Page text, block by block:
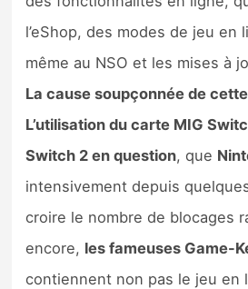
l’eShop, des modes de jeu en
même au NSO et les mises à
La cause soupçonnée de
L’utilisation du carte MIG
Switch 2 en question, que
intensivement depuis
croire le nombre de blocages
encore, les fameuses Game-
contiennent non pas le jeu en